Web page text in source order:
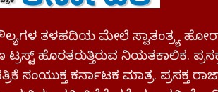
ತಳಹದಿಯ ಮೇಲೆ ಸ್ವಾತಂತ್ರ್ಯ
ಹೊರತರುತ್ತಿರುವ ನಿಯತಕಾಲಿಕ.
ಸಂಯುಕ್ತ ಕರ್ನಾಟಕ ಮಾತ್ರ. ಪ್ರಸಕ್ತ